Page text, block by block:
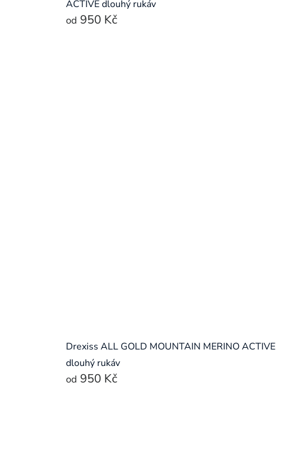
ACTIVE dlouhý rukáv
od 950 Kč
Drexiss ALL GOLD MOUNTAIN MERINO ACTIVE
dlouhý rukáv
od 950 Kč